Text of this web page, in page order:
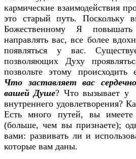
кармические взаимодействия
это старый путь. Поскольку
Божественному Я
направлять вас, все более
появляться у вас.
позволяющих Духу
позвольте этому происходить
Что заставляет вас
вашей Душе? Что вызывает у
внутреннего удовлетворения?
Есть много путей, вы имеете
(больше, чем вы признаете);
вами: развивать ли и
которые вам даны.